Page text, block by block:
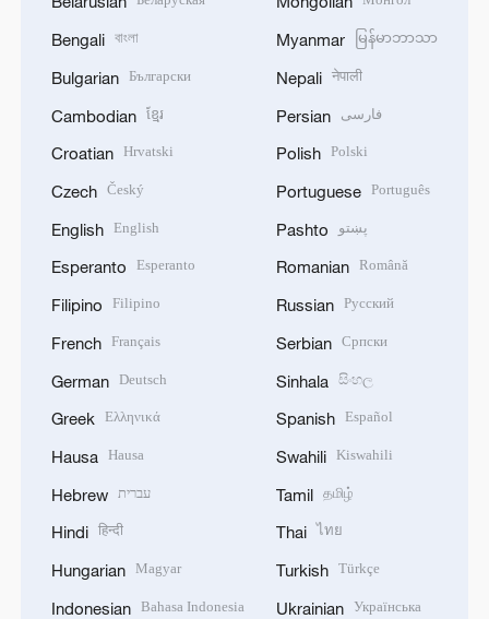
Bengali বাংলা
Bulgarian Български
Cambodian ខ្មែរ
Croatian Hrvatski
Czech Český
English English
Esperanto Esperanto
Filipino Filipino
French Français
German Deutsch
Greek Ελληνικά
Hausa Hausa
Hebrew עברית
Hindi हिन्दी
Hungarian Magyar
Indonesian Bahasa Indonesia
Myanmar မြန်မာဘာသာ
Nepali नेपाली
Persian فارسی
Polish Polski
Portuguese Português
Pashto پښتو
Romanian Română
Russian Русский
Serbian Српски
Sinhala සිංහල
Spanish Español
Swahili Kiswahili
Tamil தமிழ்
Thai ไทย
Turkish Türkçe
Ukrainian Українська